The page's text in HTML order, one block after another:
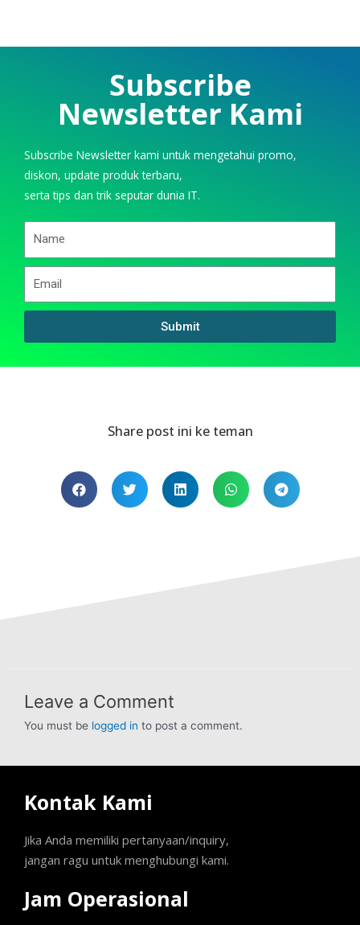
Subscribe
Newsletter Kami
Subscribe Newsletter kami untuk mengetahui promo,
diskon, update produk terbaru,
serta tips dan trik seputar dunia IT.
Submit
Share post ini ke teman
Leave a Comment
You must be logged in to post a comment.
Kontak Kami
Jika Anda memiliki pertanyaan/inquiry,
jangan ragu untuk menghubungi kami.
Jam Operasional